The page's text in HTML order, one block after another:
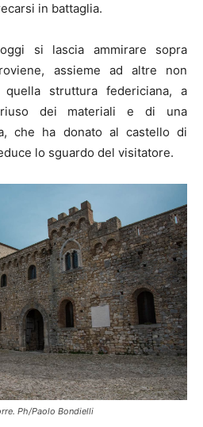
in battaglia.
si lascia ammirare sopra
assieme ad altre non
struttura federiciana, a
dei materiali e di una
che ha donato al castello di
lo sguardo del visitatore.
Ph/Paolo Bondielli